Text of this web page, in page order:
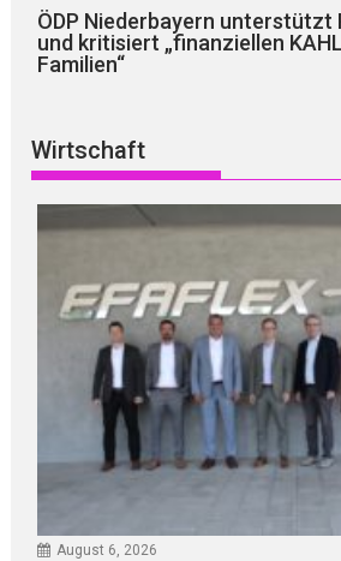
ÖDP Niederbayern unterstützt
und kritisiert „finanziellen
Familien“
Wirtschaft
August 6, 2026